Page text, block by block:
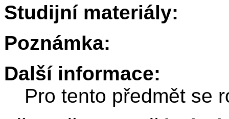
Studijní materiály:
Poznámka:
Další informace:
Pro tento předmět se